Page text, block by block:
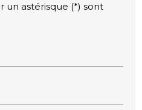
un astérisque (*) sont